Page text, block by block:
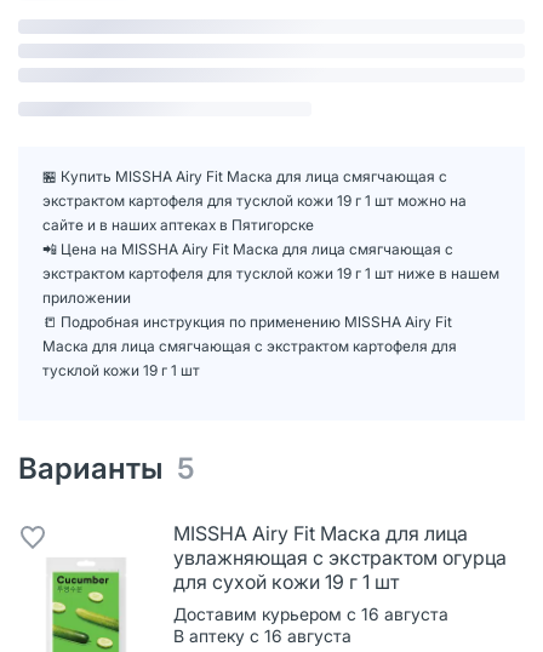
🏪 Купить MISSHA Airy Fit Маска для лица смягчающая с
экстрактом картофеля для тусклой кожи 19 г 1 шт можно на
сайте и в наших аптеках в Пятигорске
📲 Цена на MISSHA Airy Fit Маска для лица смягчающая с
экстрактом картофеля для тусклой кожи 19 г 1 шт ниже в нашем
приложении
📒 Подробная инструкция по применению MISSHA Airy Fit
Маска для лица смягчающая с экстрактом картофеля для
тусклой кожи 19 г 1 шт
Варианты 5
MISSHA Airy Fit Маска для лица
увлажняющая с экстрактом огурца
для сухой кожи 19 г 1 шт
Доставим курьером с 16 августа
В аптеку с 16 августа